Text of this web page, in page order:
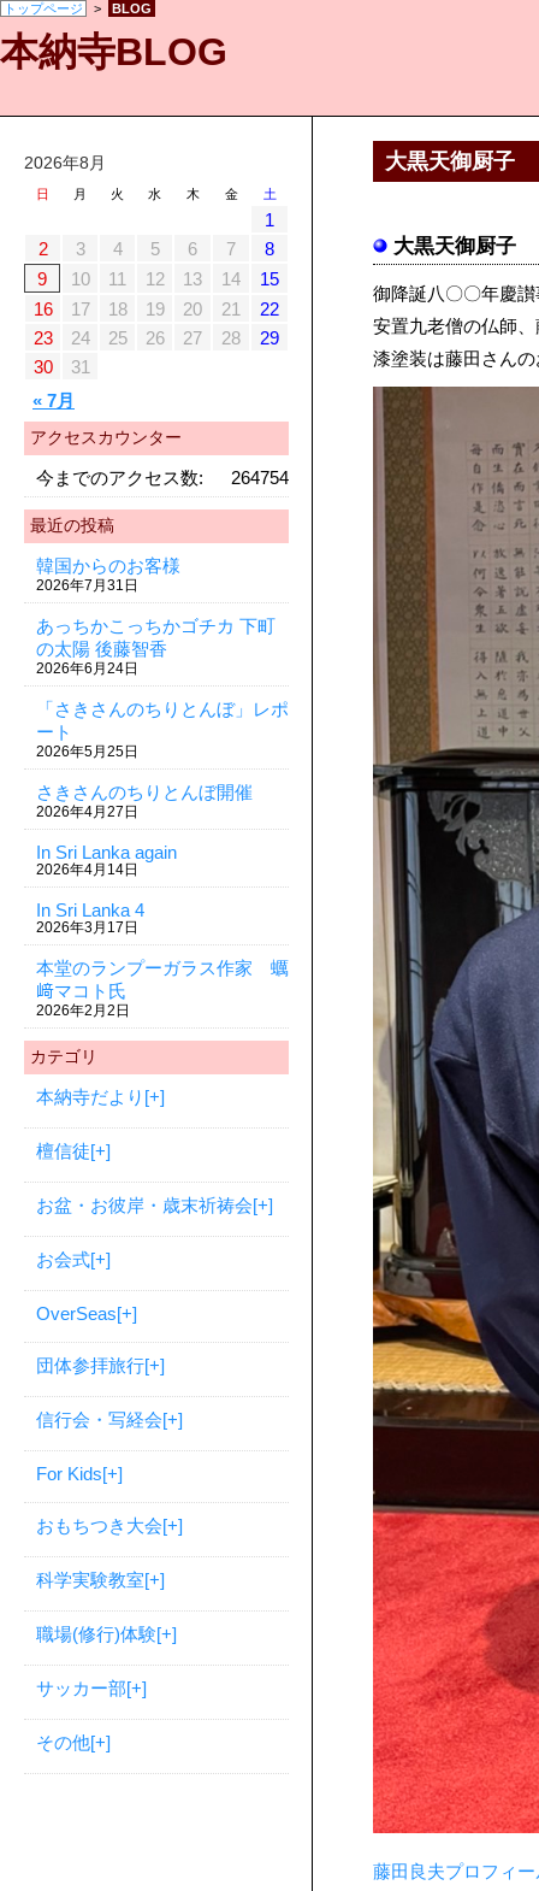
本納寺BLOG
トップページ > BLOG
2026年8月
日 月 火 水 木 金 土
« 7月
1
2
3 4 5 6 7
8
9
10 11 12 13 14
15
16
17 18 19 20 21
22
23
24 25 26 27 28
29
30
31
アクセスカウンター
264754
今までのアクセス数:
最近の投稿
韓国からのお客様
2026年7月31日
あっちかこっちかゴチカ 下町
の太陽 後藤智香
2026年6月24日
「さきさんのちりとんぼ」レポ
ート
2026年5月25日
さきさんのちりとんぼ開催
2026年4月27日
In Sri Lanka again
2026年4月14日
In Sri Lanka 4
2026年3月17日
本堂のランプーガラス作家 蠣
﨑マコト氏
2026年2月2日
カテゴリ
本納寺だより [+]
檀信徒[+]
お盆・お彼岸・歳末祈祷会[+]
お会式[+]
OverSeas[+]
団体参拝旅行[+]
信行会・写経会[+]
For Kids[+]
おもちつき大会[+]
科学実験教室[+]
職場(修行)体験[+]
サッカー部[+]
その他[+]
大黒天御厨子
大黒天御厨子
御降誕八〇〇年慶
安置九老僧の仏師
漆塗装は藤田さん
藤田良夫プロフィー